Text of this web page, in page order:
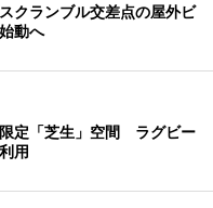
クランブル交差点の屋外ビ
動へ
定「芝生」空間 ラグビー
用